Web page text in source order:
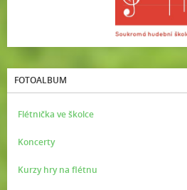
FOTOALBUM
Flétnička ve školce
Koncerty
Kurzy hry na flétnu